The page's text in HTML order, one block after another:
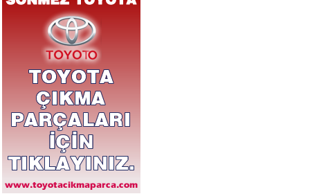
2017-2018 ford ranger sağ
sol tabla
Ürün Kodu : 2017-2018 ford ranger arka